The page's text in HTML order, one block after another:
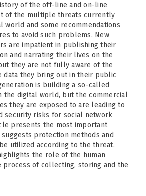
of the off-line and on-line
of the multiple threats currently
world and some recommendations
to avoid such problems. New
are impatient in publishing their
and narrating their lives on the
they are not fully aware of the
they bring out in their public
is building a so-called
the digital world, but the commercial
they are exposed to are leading to
security risks for social network
presents the most important
protection methods and
utilized according to the threat.
the role of the human
of collecting, storing and the